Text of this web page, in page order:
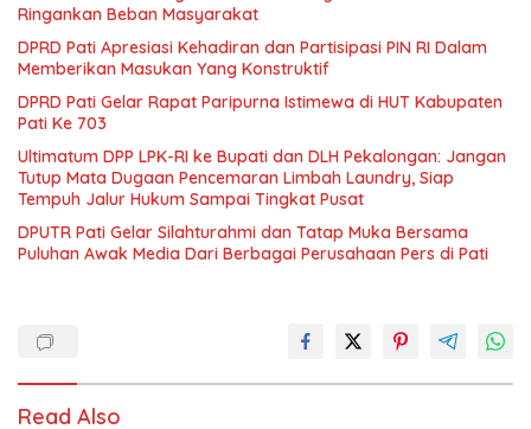
Ringankan Beban Masyarakat
DPRD Pati Apresiasi Kehadiran dan Partisipasi PIN RI Dalam
Memberikan Masukan Yang Konstruktif
DPRD Pati Gelar Rapat Paripurna Istimewa di HUT Kabupaten
Pati Ke 703
Ultimatum DPP LPK-RI ke Bupati dan DLH Pekalongan: Jangan
Tutup Mata Dugaan Pencemaran Limbah Laundry, Siap
Tempuh Jalur Hukum Sampai Tingkat Pusat
DPUTR Pati Gelar Silahturahmi dan Tatap Muka Bersama
Puluhan Awak Media Dari Berbagai Perusahaan Pers di Pati
Read Also